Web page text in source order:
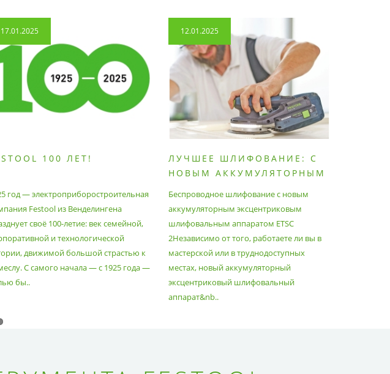
17.01.2025
100 ЛЕТ!
год — электроприборостроительная
Festool из Венделингена
своё 100-летие: век семейной,
и технологической
движимой большой страстью к
С самого начала — с 1925 года —
бы..
12.01.2025
ЛУЧШЕЕ ШЛИФОВАНИЕ: С
НОВЫМ АККУМУЛЯТОРНЫМ
АППАРАТОМ ETSC2
Беспроводное шлифование с новым
аккумуляторным эксцентриковым
шлифовальным аппаратом ETSC
2Независимо от того, работаете ли вы в
мастерской или в труднодоступных
местах, новый аккумуляторный
эксцентриковый шлифовальный
аппарат&nb..